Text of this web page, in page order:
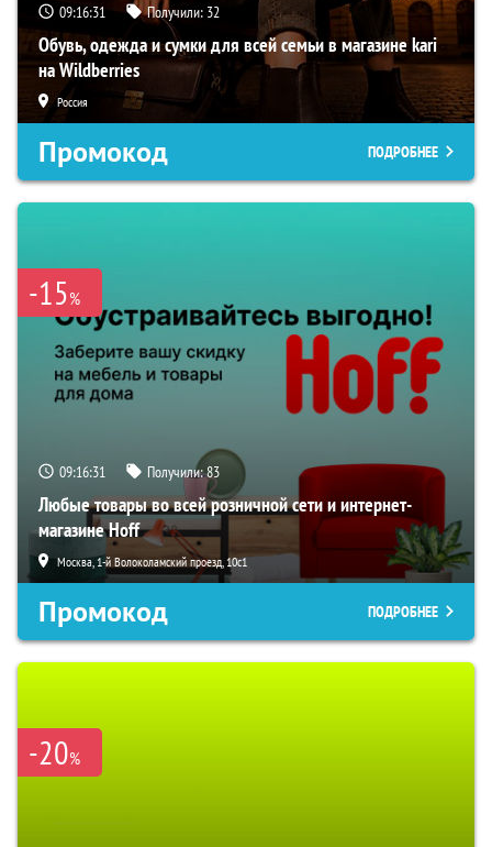
09:16:29 Получили: 32
Обувь, одежда и сумки для всей семьи в магазине kari
на Wildberries
Россия
Промокод ПОДРОБНЕЕ
-15%
09:16:29 Получили:83
Любые товары во всей розничной сети и интернет-
магазине Hoff
Москва, 1-й Волоколамский проезд, 10с1
Промокод ПОДРОБНЕЕ
-20%